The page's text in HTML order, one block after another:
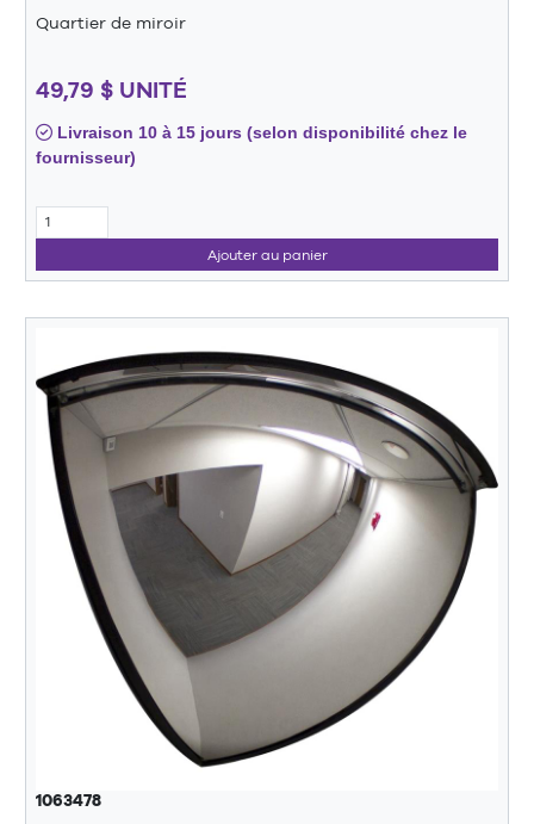
Quartier de miroir
49,79 $ UNITÉ
Livraison 10 à 15 jours (selon disponibilité chez le
fournisseur)
Ajouter au panier
1063478